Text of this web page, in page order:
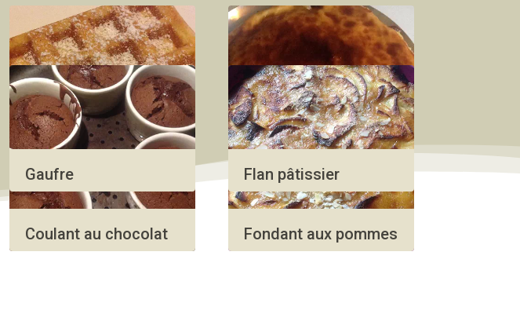
Gaufre Flan pâtissier
Coulant au chocolat Fondant aux pommes